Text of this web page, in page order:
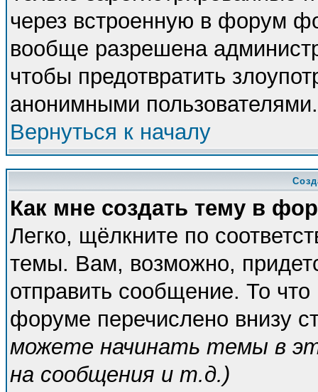
через встроенную в форум
вообще разрешена
чтобы предотвратить
анонимными пользователями.
Вернуться к началу
Как мне создать тему в
Легко, щёлкните по
темы. Вам, возможно,
отправить сообщение. То
форуме перечислено внизу
можете начинать темы в
на сообщения и т.д.)